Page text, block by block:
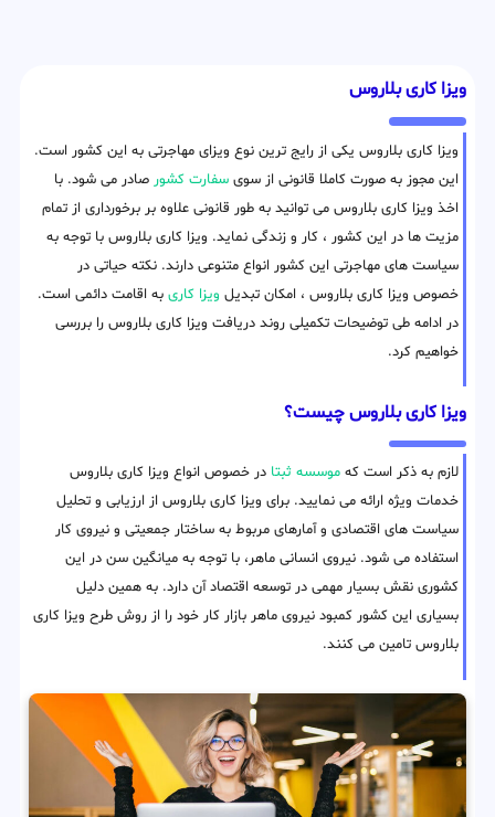
ویزا کاری بلاروس
ویزا کاری بلاروس یکی از رایج ترین نوع ویزای مهاجرتی به این کشور است.
این مجوز به صورت کاملا قانونی از سوی سفارت کشور صادر می شود. با
اخذ ویزا کاری بلاروس می توانید به طور قانونی علاوه بر برخورداری از تمام
مزیت ها در این کشور ، کار و زندگی نماید. ویزا کاری بلاروس با توجه به
سیاست های مهاجرتی این کشور انواع متنوعی دارند. نکته حیاتی در
خصوص ویزا کاری بلاروس ، امکان تبدیل ویزا کاری به اقامت دائمی است.
در ادامه طی توضیحات تکمیلی روند دریافت ویزا کاری بلاروس را بررسی
خواهیم کرد.
ویزا کاری بلاروس چیست؟
لازم به ذکر است که موسسه ثبتا در خصوص انواع ویزا کاری بلاروس
خدمات ویژه ارائه می نمایید. برای ویزا کاری بلاروس از ارزیابی و تحلیل
سیاست های اقتصادی و آمارهای مربوط به ساختار جمعیتی و نیروی کار
استفاده می شود. نیروی انسانی ماهر، با توجه به میانگین سن در این
کشوری نقش بسیار مهمی در توسعه اقتصاد آن دارد. به همین دلیل
بسیاری این کشور کمبود نیروی ماهر بازار کار خود را از روش طرح ویزا کاری
بلاروس تامین می کنند.